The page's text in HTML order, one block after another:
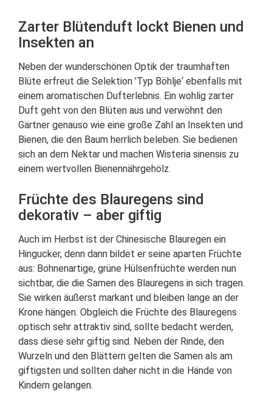
Zarter Blütenduft lockt Bienen und
Insekten an
Neben der wunderschönen Optik der traumhaften
Blüte erfreut die Selektion ’Typ Böhlje‘ ebenfalls mit
einem aromatischen Dufterlebnis. Ein wohlig zarter
Duft geht von den Blüten aus und verwöhnt den
Gärtner genauso wie eine große Zahl an Insekten und
Bienen, die den Baum herrlich beleben. Sie bedienen
sich an dem Nektar und machen Wisteria sinensis zu
einem wertvollen Bienennährgehölz.
Früchte des Blauregens sind
dekorativ – aber giftig
Auch im Herbst ist der Chinesische Blauregen ein
Hingucker, denn dann bildet er seine aparten Früchte
aus: Bohnenartige, grüne Hülsenfrüchte werden nun
sichtbar, die die Samen des Blauregens in sich tragen.
Sie wirken äußerst markant und bleiben lange an der
Krone hängen. Obgleich die Früchte des Blauregens
optisch sehr attraktiv sind, sollte bedacht werden,
dass diese sehr giftig sind. Neben der Rinde, den
Wurzeln und den Blättern gelten die Samen als am
giftigsten und sollten daher nicht in die Hände von
Kindern gelangen.